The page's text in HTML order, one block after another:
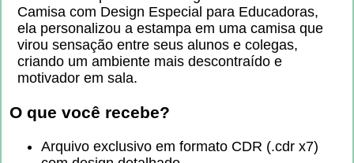
Camisa com Design Especial para Educadoras,
ela personalizou a estampa em uma camisa que
virou sensação entre seus alunos e colegas,
criando um ambiente mais descontraído e
motivador em sala.
O que você recebe?
Arquivo exclusivo em formato CDR (.cdr x7)